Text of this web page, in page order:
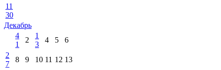
11
30
Декабрь
4
1
2
1
3
4 5
6
2
7
8 9 10 11 12 13